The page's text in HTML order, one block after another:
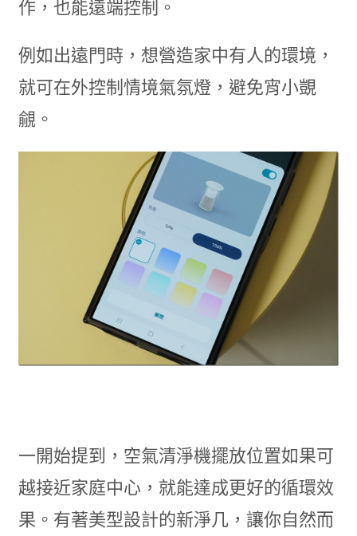
作，也能遠端控制。
例如出遠門時，想營造家中有人的環境，
就可在外控制情境氣氛燈，避免宵小覬
覦。
一開始提到，空氣清淨機擺放位置如果可
越接近家庭中心，就能達成更好的循環效
果。有著美型設計的新淨几，讓你自然而